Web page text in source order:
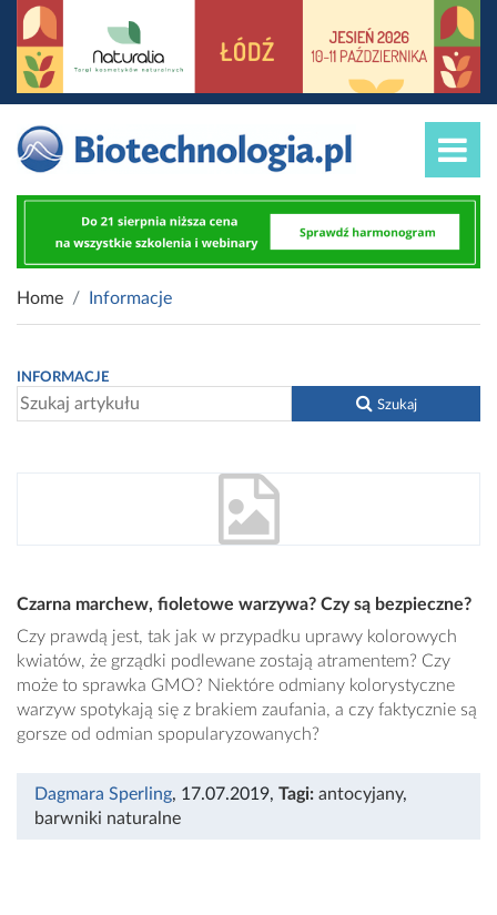
Home Informacje
INFORMACJE
Szukaj
Czarna marchew, fioletowe warzywa? Czy są bezpieczne?
Czy prawdą jest, tak jak w przypadku uprawy kolorowych
kwiatów, że grządki podlewane zostają atramentem? Czy
może to sprawka GMO? Niektóre odmiany kolorystyczne
warzyw spotykają się z brakiem zaufania, a czy faktycznie są
gorsze od odmian spopularyzowanych?
Dagmara Sperling, 17.07.2019, Tagi: antocyjany,
barwniki naturalne